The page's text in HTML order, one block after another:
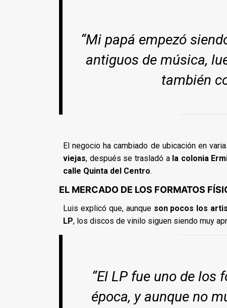
“Mi papá empezó
antiguos de música,
también
El negocio ha cambiado de ubicación en
viejas, después se trasladó a la colonia
calle Quinta del Centro.
EL MERCADO DE LOS FORMATOS
Luis explicó que, aunque son pocos los
LP, los discos de vinilo siguen siendo muy
“El LP fue uno de los
época, y aunque no